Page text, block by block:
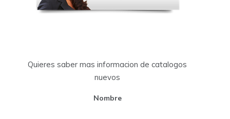
Quieres saber mas informacion de catalogos
nuevos
Nombre